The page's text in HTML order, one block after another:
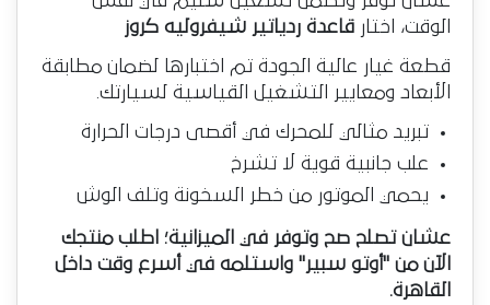
الوقت، اختار قاعدة ردياتير شيفروليه كروز
قطعة غيار عالية الجودة تم اختبارها لضمان مطابقة
الأبعاد ومعايير التشغيل القياسية لسيارتك.
تبريد مثالي للمحرك في أقصى درجات الحرارة
علب جانبية قوية لا تشرخ
يحمي الموتور من خطر السخونة وتلف الوش
عشان تصلح صح وتوفر في الميزانية؛ اطلب منتجك
الآن من "أوتو سبير" واستلمه في أسرع وقت داخل
القاهرة.